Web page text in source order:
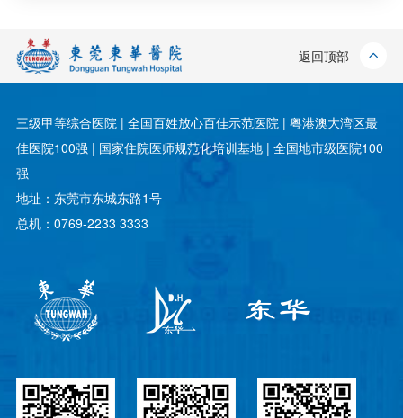
返回顶部
三级甲等综合医院 | 全国百姓放心百佳示范医院 | 粤港澳大湾区最
佳医院100强 | 国家住院医师规范化培训基地 | 全国地市级医院100
强
地址：东莞市东城东路1号
总机：0769-2233 3333